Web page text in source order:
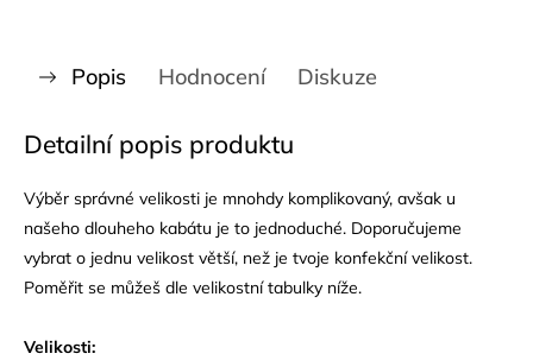
Popis Hodnocení Diskuze
Detailní popis produktu
Výběr správné velikosti je mnohdy komplikovaný, avšak u
našeho dlouheho kabátu je to jednoduché. Doporučujeme
vybrat o jednu velikost větší, než je tvoje konfekční velikost.
Poměřit se můžeš dle velikostní tabulky níže.
Velikosti: